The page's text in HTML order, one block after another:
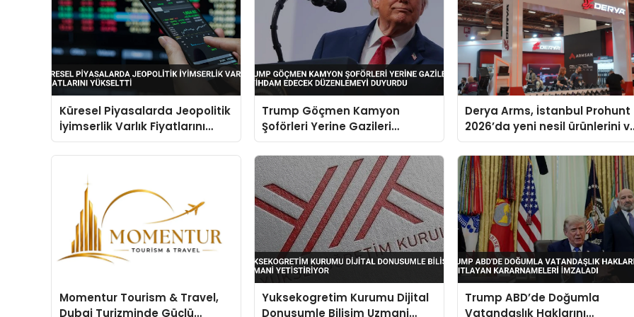
Küresel Piyasalarda Jeopolitik
İyimserlik Varlık Fiyatlarını
Yükseltti
Trump Göçmen Kamyon
Şoförleri Yerine Gazileri
İstihdam Edecek Düzenlemeyi
Duyurdu
Derya Arms, İstanbul Prohunt
2026’da yeni nesil ürünlerini
global marka vizyonunu
sergiledi
Momentur Tourism & Travel,
Dubai Turizminde Güçlü
Yuksekogretim Kurumu Dijital
Donusumle Bilisim Uzmani
Trump ABD’de Doğumla
Vatandaşlık Haklarını